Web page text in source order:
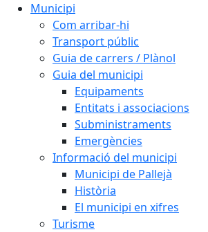
Municipi
Com arribar-hi
Transport públic
Guia de carrers / Plànol
Guia del municipi
Equipaments
Entitats i associacions
Subministraments
Emergències
Informació del municipi
Municipi de Pallejà
Història
El municipi en xifres
Turisme